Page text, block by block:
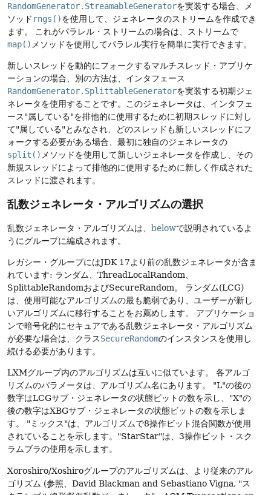
RandomGenerator.StreamableGeneratorを実装する場合、メ
ソッド rngs()を使用して、ジェネレータのストリームを作成でき
ます。
これがパラレル・ストリームの場合は、ストリームで
map() メソッドを使用してパラレル実行を簡単に実行できます。
新しいスレッドを動的にフォークするマルチスレッド・アプリケ
ーションの場合、別の方法は、インタフェース
RandomGenerator.SplittableGeneratorを実装する初期ジェ
ネレータを使用することです。このジェネレータは、インタフェ
ース"属している"を排他的に使用するために初期スレッドに対し
て"属している"とみなされ、どのスレッドも新しいスレッドにフ
ォークする必要がある場合、最初に独自のジェネレータの
split() メソッドを使用して新しいジェネレータを作成し、その
新規スレッドによって排他的に使用するために新しく作成された
スレッドに渡されます。
乱数ジェネレータ・アルゴリズムの選択
乱数ジェネレータ・アルゴリズムは、 belowで説明されているよ
うにグループに編成されます。
レガシー・グループにはJDK 17より前の乱数ジェネレータが含ま
れています: ランダム、ThreadLocalRandom、
SplittableRandomおよびSecureRandom。
ランダム(LCG)
は、使用可能なアルゴリズムの最も脆弱であり、ユーザーが新し
いアルゴリズムに移行することをお薦めします。
アプリケーショ
ンで暗号化的にセキュアである乱数ジェネレータ・アルゴリズム
が必要な場合は、クラスSecureRandomのインスタンスを使用し
続ける必要があります。
LXMグループ内のアルゴリズムは互いに似ています。
各アルゴ
リズムのパラメータは、アルゴリズム名にあります。
"L"の後の
数字はLCGサブ・ジェネレータの状態ビットの数を示し、"X"の
後の数字はXBGサブ・ジェネレータの状態ビットの数を示しま
す。
"ミックス"は、アルゴリズムで8操作ビット混合関数が使用
されていることを示します。"StarStar"は、3操作ビット・スク
ラムブラの使用を示します。
Xoroshiro/Xoshiroグループのアルゴリズムは、より従来のアル
ゴリズム (参照、David Blackman and Sebastiano Vigna, "ス